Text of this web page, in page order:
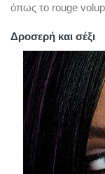
όπως το rouge
Δροσερή και σέξι